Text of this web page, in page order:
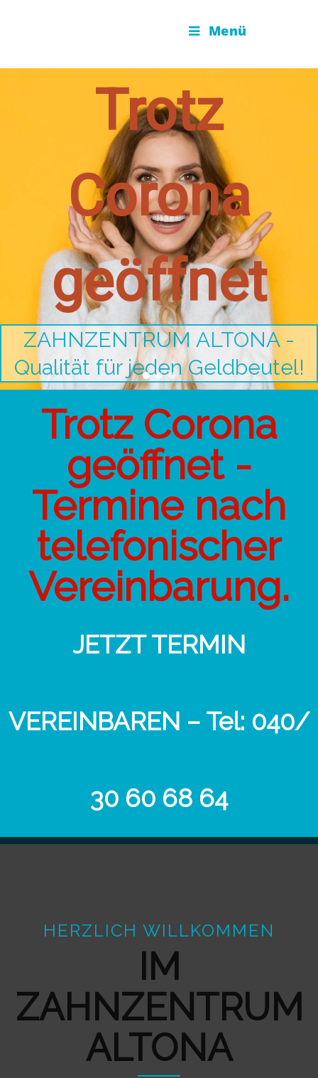
Menü
Trotz
Corona
geöffnet
ZAHNZENTRUM ALTONA -
Qualität für jeden Geldbeutel!
Trotz Corona
geöffnet -
Termine nach
telefonischer
Vereinbarung.
JETZT TERMIN
VEREINBAREN – Tel: 040/
30 60 68 64
HERZLICH WILLKOMMEN
IM
ZAHNZENTRUM
ALTONA